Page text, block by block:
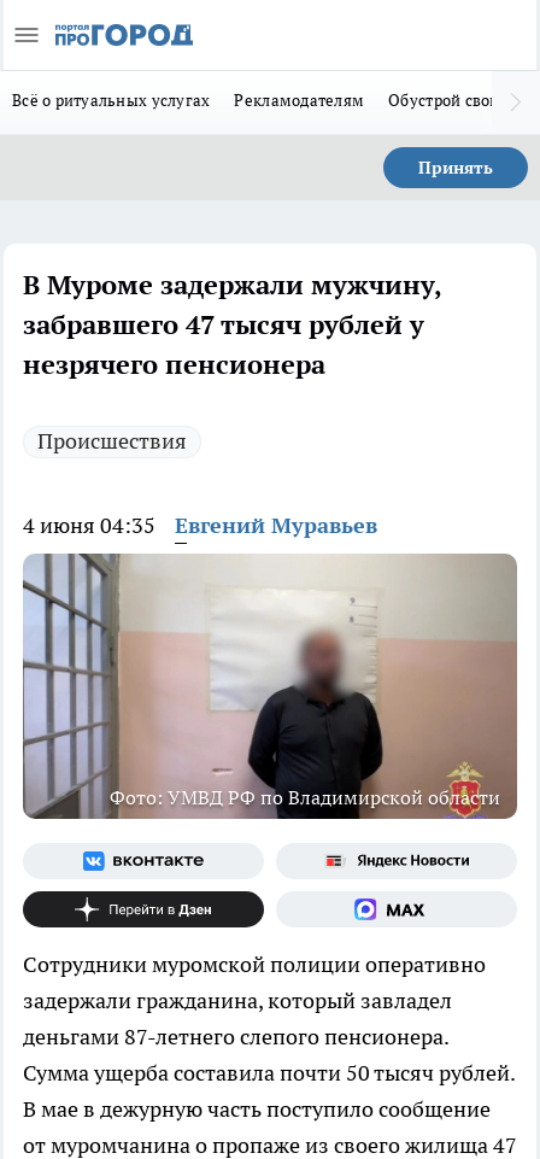
Всё о ритуальных услугах Рекламодателям Обустрой свой дом
Принять
В Муроме задержали мужчину,
забравшего 47 тысяч рублей у
незрячего пенсионера
Происшествия
4 июня 04:35 Евгений Муравьев
Фото: УМВД РФ по Владимирской области
Сотрудники муромской полиции оперативно
задержали гражданина, который завладел
деньгами 87-летнего слепого пенсионера.
Сумма ущерба составила почти 50 тысяч рублей.
В мае в дежурную часть поступило сообщение
от муромчанина о пропаже из своего жилища 47